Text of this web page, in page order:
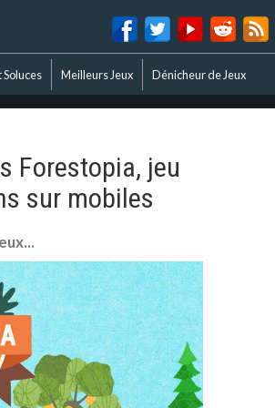
Soluces Meilleurs Jeux Dénicheur de Jeux
Forestopia, jeu
sur mobiles